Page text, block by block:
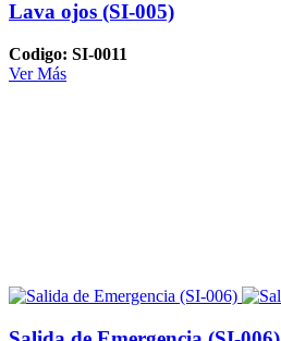
Lava ojos (SI-005)
Codigo: SI-0011
Ver Más